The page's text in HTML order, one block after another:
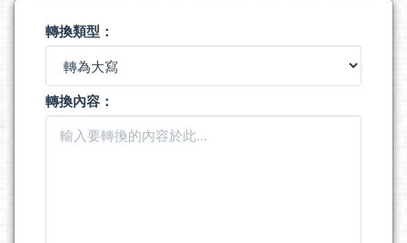
轉換類型：
轉換內容：